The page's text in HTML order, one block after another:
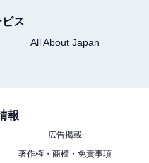
ス
All About Japan
報
広告掲載
著作権・商標・免責事項